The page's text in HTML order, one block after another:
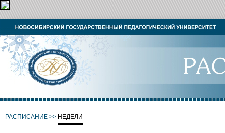
РАСПИСАНИЕ >> НЕДЕЛИ